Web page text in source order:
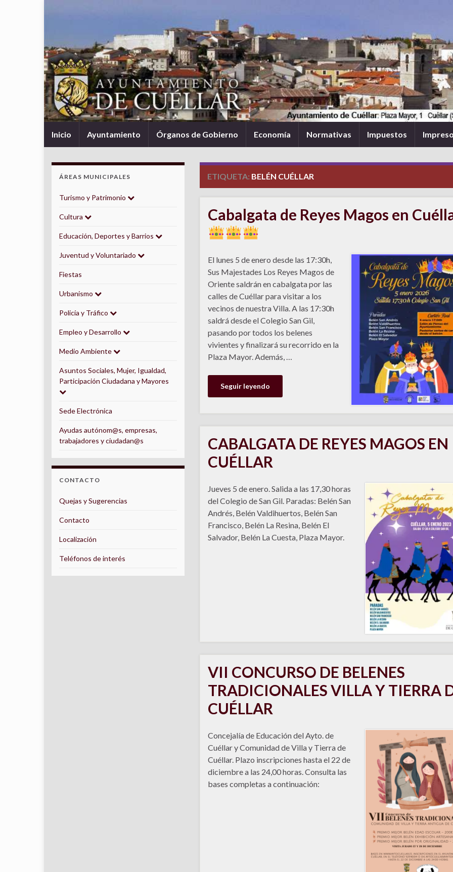
Inicio Ayuntamiento Órganos de Gobierno Economía Normativas Impuestos
ETIQUETA: BELÉN CUÉLLAR
Cabalgata de Reyes Magos en
El lunes 5 de enero desde las 17:30h,
Sus Majestades Los Reyes Magos de
Oriente saldrán en cabalgata por las
calles de Cuéllar para visitar a los
vecinos de nuestra Villa. A las 17:30h
saldrá desde el Colegio San Gil,
pasando por todos los belenes
vivientes y finalizará su recorrido en la
Plaza Mayor. Además, …
Seguir leyendo
CABALGATA DE REYES MAGOS EN
CUÉLLAR
Jueves 5 de enero. Salida a las 17,30 horas
del Colegio de San Gil. Paradas: Belén San
Andrés, Belén Valdihuertos, Belén San
Francisco, Belén La Resina, Belén El
Salvador, Belén La Cuesta, Plaza Mayor.
VII CONCURSO DE BELENES
TRADICIONALES VILLA Y TIERRA
CUÉLLAR
Concejalía de Educación del Ayto. de
Cuéllar y Comunidad de Villa y Tierra de
Cuéllar. Plazo inscripciones hasta el 22 de
diciembre a las 24,00 horas. Consulta las
bases completas a continuación:
ÁREAS MUNICIPALES
Turismo y Patrimonio
Cultura
Educación, Deportes y Barrios
Juventud y Voluntariado
Fiestas
Urbanismo
Policía y Tráfico
Empleo y Desarrollo
Medio Ambiente
Asuntos Sociales, Mujer, Igualdad,
Participación Ciudadana y Mayores
Sede Electrónica
Ayudas autónom@s, empresas,
trabajadores y ciudadan@s
CONTACTO
Quejas y Sugerencias
Contacto
Localización
Teléfonos de interés